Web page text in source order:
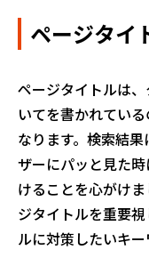
ページタイ
ページタイトルは
いてを書かれてい
なります。検索結
ザーにパッと見た
けることを心がけ
ジタイトルを重要
ルに対策したいキ